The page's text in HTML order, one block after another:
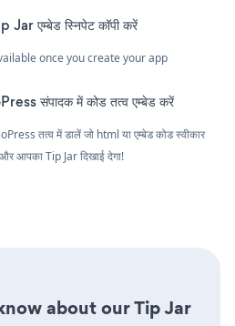
एम्बेड स्निपेट कॉपी करें
once you create your app
संपादक में कोड तत्व एम्बेड करें
तत्व में डालें जो html या एम्बेड कोड स्वीकार
आपका Tip Jar दिखाई देगा!
about our Tip Jar